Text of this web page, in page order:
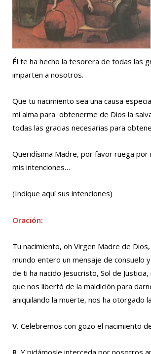
Él te ha hecho la tesorera de todas las
imparten a nosotros.
Que tu nacimiento sea una causa
mi alma para obtenerme de Dios la
todas las gracias necesarias para
Queridísima Madre, por favor ruega por
mis intenciones…
(Indique aquí sus intenciones)
Oración:
Tu nacimiento, oh Virgen Madre de
mundo entero un mensaje de consuelo
de ti ha nacido Jesucristo, Sol de
que nos libertó de la maldición para
aniquilando la muerte, nos ha otorgado
V. Celebremos con gozo el nacimiento